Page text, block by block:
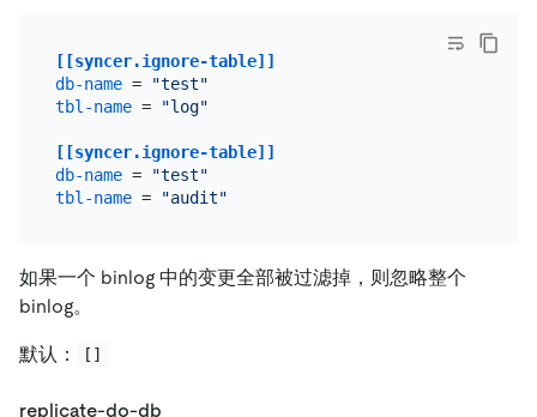
[[syncer.ignore-table]]
db-name =
"test"
tbl-name = "log"
[[syncer.ignore-table]]
db-name =
"test"
tbl-name = "audit"
如果一个 binlog 中的变更全部被过滤掉，则忽略整个
binlog。
默认： []
replicate-do-db